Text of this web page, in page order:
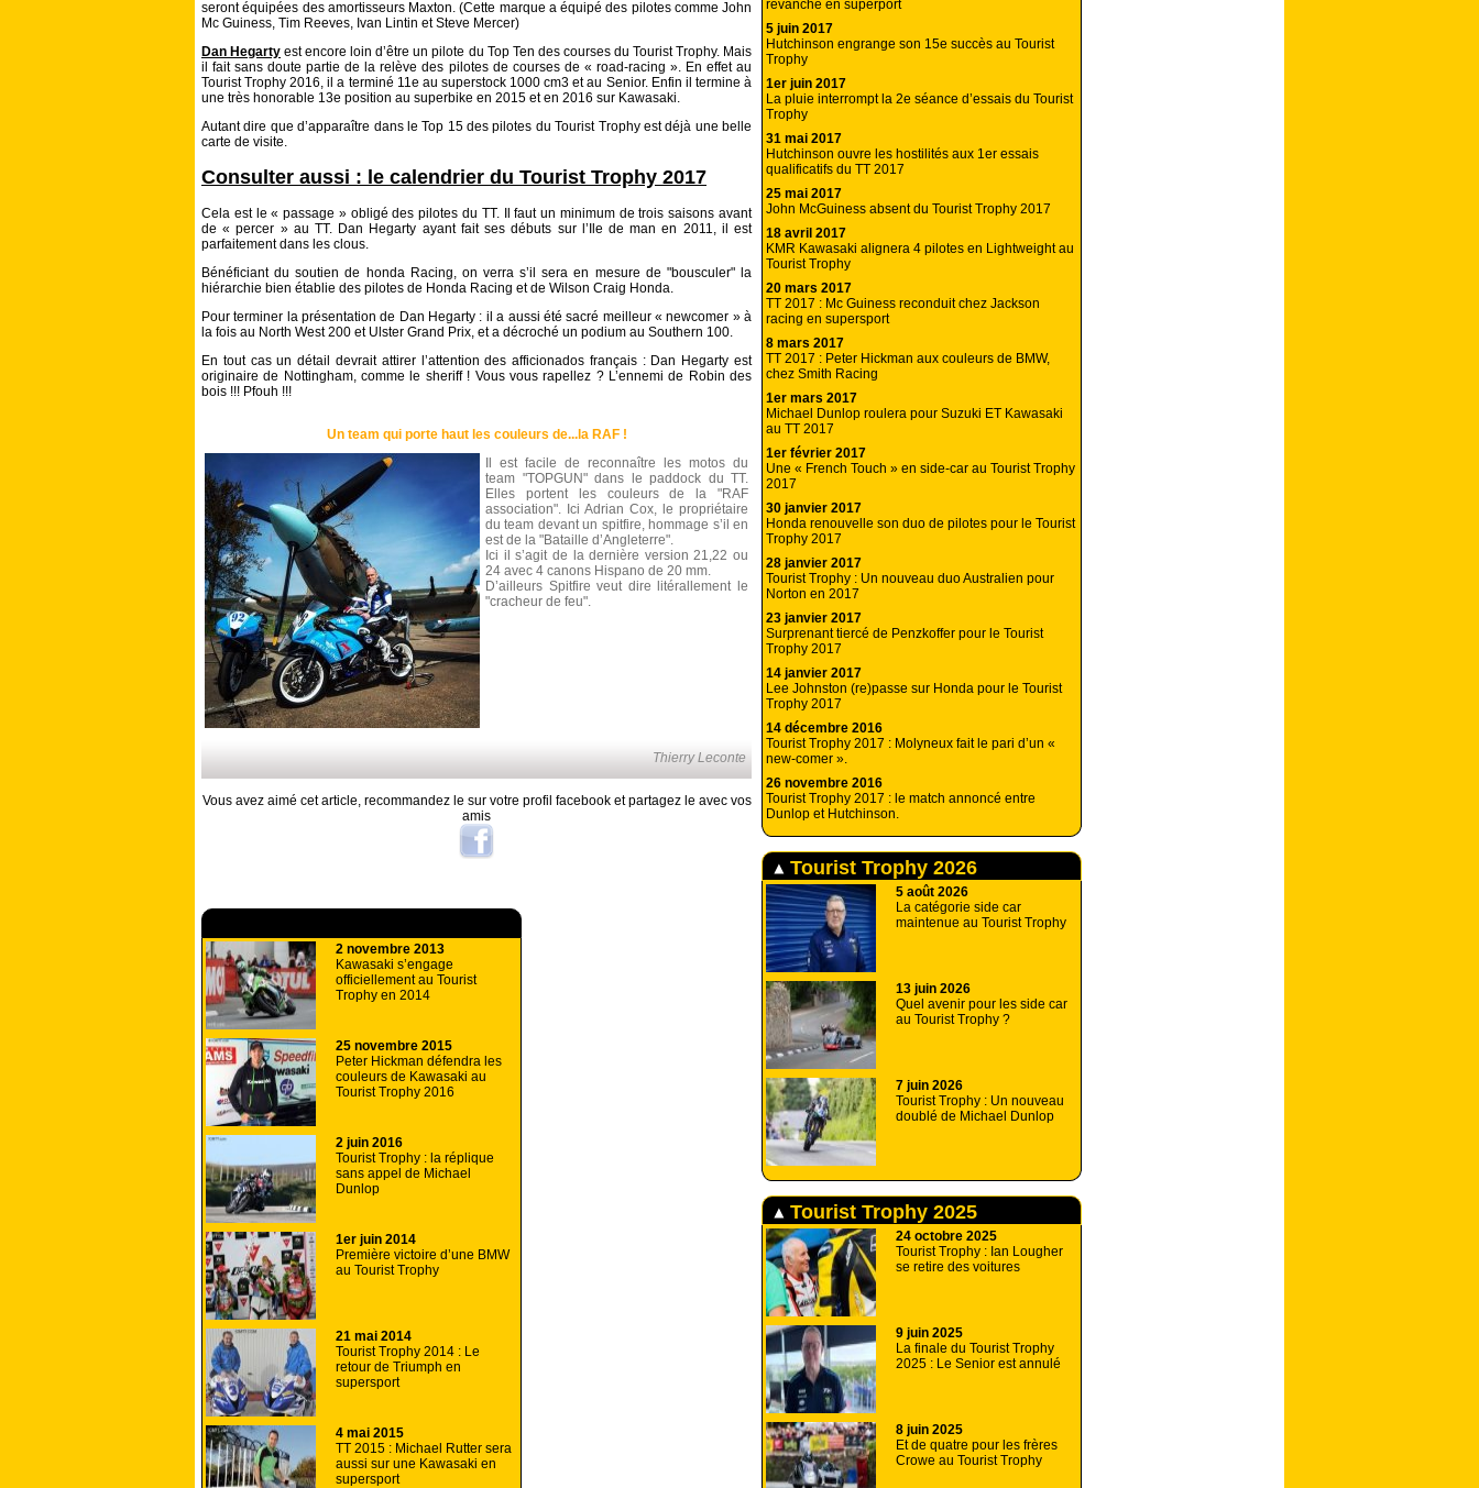
seront équipées des amortisseurs Maxton. (Cette marque a équipé des pilotes comme John
Mc Guiness, Tim Reeves, Ivan Lintin et Steve Mercer)
Dan Hegarty est encore loin d’être un pilote du Top Ten des courses du Tourist Trophy. Mais
il fait sans doute partie de la relève des pilotes de courses de « road-racing ». En effet au
Tourist Trophy 2016, il a terminé 11e au superstock 1000 cm3 et au Senior. Enfin il termine à
une très honorable 13e position au superbike en 2015 et en 2016 sur Kawasaki.
Autant dire que d’apparaître dans le Top 15 des pilotes du Tourist Trophy est déjà une belle
carte de visite.
Consulter aussi : le calendrier du Tourist Trophy 2017
Cela est le « passage » obligé des pilotes du TT. Il faut un minimum de trois saisons avant
de « percer » au TT. Dan Hegarty ayant fait ses débuts sur l’Ile de man en 2011, il est
parfaitement dans les clous.
Bénéficiant du soutien de honda Racing, on verra s’il sera en mesure de "bousculer" la
hiérarchie bien établie des pilotes de Honda Racing et de Wilson Craig Honda.
Pour terminer la présentation de Dan Hegarty : il a aussi été sacré meilleur « newcomer » à
la fois au North West 200 et Ulster Grand Prix, et a décroché un podium au Southern 100.
En tout cas un détail devrait attirer l’attention des afficionados français : Dan Hegarty est
originaire de Nottingham, comme le sheriff ! Vous vous rapellez ? L’ennemi de Robin des
bois !!! Pfouh !!!
Un team qui porte haut les couleurs de...la RAF !
Il est facile de reconnaître les motos du
team "TOPGUN" dans le paddock du TT.
Elles portent les couleurs de la "RAF
association". Ici Adrian Cox, le propriétaire
du team devant un spitfire, hommage s’il en
est de la "Bataille d’Angleterre".
Ici il s’agit de la dernière version 21,22 ou
24 avec 4 canons Hispano de 20 mm.
D’ailleurs Spitfire veut dire litérallement le
"cracheur de feu".
Thierry Leconte
Vous avez aimé cet article, recommandez le sur votre profil facebook et partagez le avec vos
amis
2 novembre 2013
Kawasaki s’engage
officiellement au Tourist
Trophy en 2014
25 novembre 2015
Peter Hickman défendra les
couleurs de Kawasaki au
Tourist Trophy 2016
2 juin 2016
Tourist Trophy : la réplique
sans appel de Michael
Dunlop
1er juin 2014
Première victoire d’une BMW
au Tourist Trophy
21 mai 2014
Tourist Trophy 2014 : Le
retour de Triumph en
supersport
4 mai 2015
TT 2015 : Michael Rutter sera
aussi sur une Kawasaki en
supersport
revanche en superport
5 juin 2017
Hutchinson engrange son 15e succès au Tourist
Trophy
1er juin 2017
La pluie interrompt la 2e séance d’essais du Tourist
Trophy
31 mai 2017
Hutchinson ouvre les hostilités aux 1er essais
qualificatifs du TT 2017
25 mai 2017
John McGuiness absent du Tourist Trophy 2017
18 avril 2017
KMR Kawasaki alignera 4 pilotes en Lightweight au
Tourist Trophy
20 mars 2017
TT 2017 : Mc Guiness reconduit chez Jackson
racing en supersport
8 mars 2017
TT 2017 : Peter Hickman aux couleurs de BMW,
chez Smith Racing
1er mars 2017
Michael Dunlop roulera pour Suzuki ET Kawasaki
au TT 2017
1er février 2017
Une « French Touch » en side-car au Tourist Trophy
2017
30 janvier 2017
Honda renouvelle son duo de pilotes pour le Tourist
Trophy 2017
28 janvier 2017
Tourist Trophy : Un nouveau duo Australien pour
Norton en 2017
23 janvier 2017
Surprenant tiercé de Penzkoffer pour le Tourist
Trophy 2017
14 janvier 2017
Lee Johnston (re)passe sur Honda pour le Tourist
Trophy 2017
14 décembre 2016
Tourist Trophy 2017 : Molyneux fait le pari d’un «
new-comer ».
26 novembre 2016
Tourist Trophy 2017 : le match annoncé entre
Dunlop et Hutchinson.
Tourist Trophy 2026
5 août 2026
La catégorie side car
maintenue au Tourist Trophy
13 juin 2026
Quel avenir pour les side car
au Tourist Trophy ?
7 juin 2026
Tourist Trophy : Un nouveau
doublé de Michael Dunlop
Tourist Trophy 2025
24 octobre 2025
Tourist Trophy : Ian Lougher
se retire des voitures
9 juin 2025
La finale du Tourist Trophy
2025 : Le Senior est annulé
8 juin 2025
Et de quatre pour les frères
Crowe au Tourist Trophy